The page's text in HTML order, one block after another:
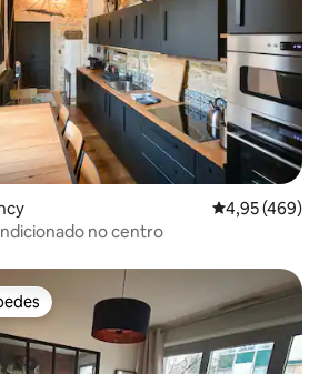
4,95 de uma
4,95 (469)
no centro